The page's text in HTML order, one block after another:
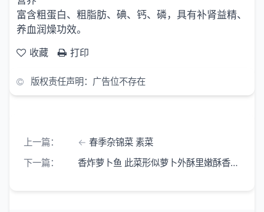
富含粗蛋白、粗脂肪、碘、钙、磷，具有补肾益精、
养血润燥功效。
收藏
打印
版权责任声明：广告位不存在
上一篇：
春季杂锦菜 素菜
下一篇：
香炸萝卜鱼 此菜形似萝卜外酥里嫩酥香可口 秋季家常菜